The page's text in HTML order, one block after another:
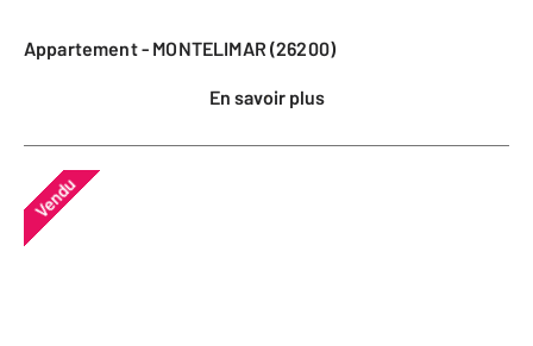
Appartement - MONTELIMAR (26200)
En savoir plus
Vendu